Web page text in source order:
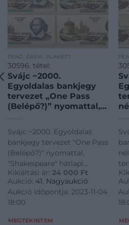
PÉNZ, ÉREM, PLAKETT
30596. tétel:
Svájc ~2000.
Egyoldalas bankjegy
tervezet „One Pass
(Belépő?)” nyomattal,
Rue bankjegynyomda
kiadásában (6x)
T:UNC,AU / Switzerland
~2000. One-sided test
banknote with „One
Pass (as a ticket?)”
print, with „Shake
Svájc ~2000. Egyoldalas
bankjegy tervezet "One Pass
(Belépő?)" nyomattal,
"Shakespeare" hátlapi
tervezettel, a De La Rue
bankjegynyomda
kiadásában (6x) T:UNC,AU /
Switzerland ~2000. One-
Kikiáltási ár: 24 000 Ft
Aukció: 41. Nagyaukció
Aukció időpontja: 2023-11-04
18:00
MEGTEKINTEM
t